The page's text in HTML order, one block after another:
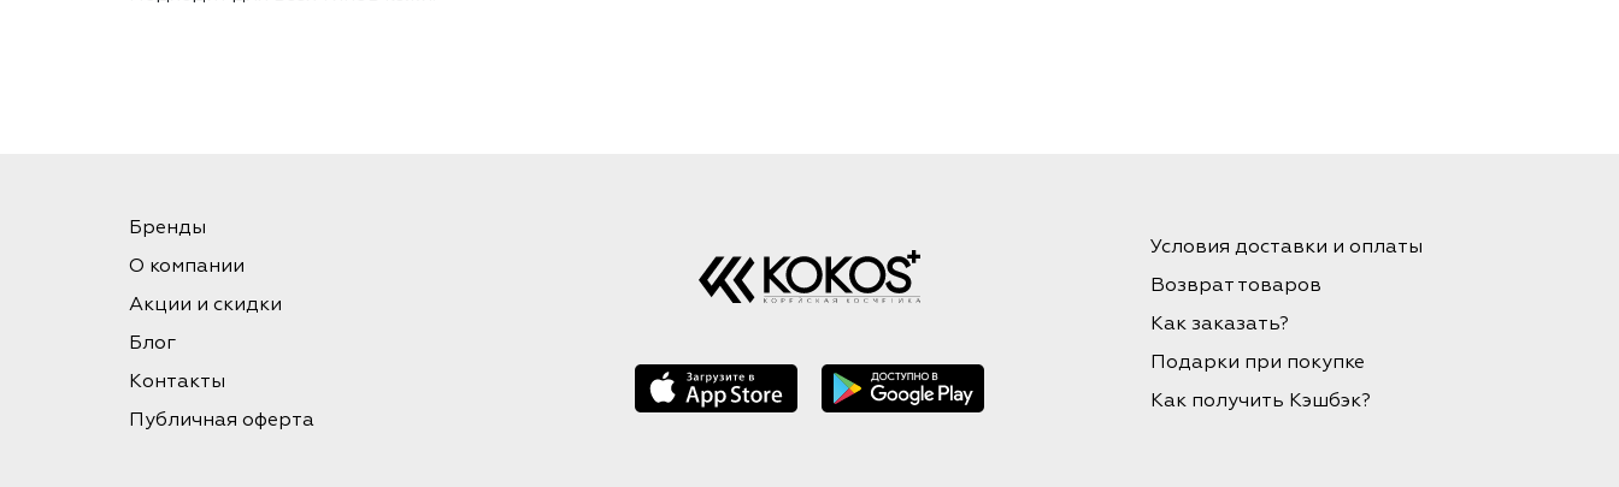
Бренды
О компании
Акции и скидки
Блог
Контакты
Публичная оферта
Условия доставки и оплаты
Возврат товаров
Как заказать?
Подарки при покупке
Как получить Кэшбэк?